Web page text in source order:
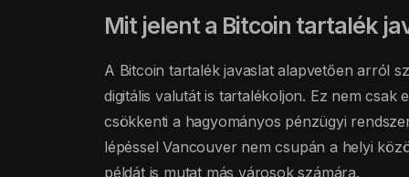
Mit jelent a Bitcoin tartalék
A Bitcoin tartalék javaslat alapvetően arról
digitális valutát is tartalékoljon. Ez nem csak
csökkenti a hagyományos pénzügyi
lépéssel Vancouver nem csupán a helyi
példát is mutat más városok számára.